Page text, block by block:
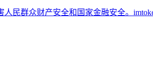
民群众财产安全和国家金融安全。